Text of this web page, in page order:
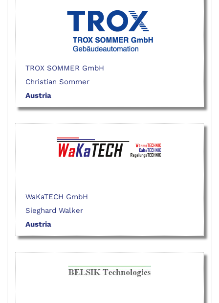
TROX SOMMER GmbH
Christian Sommer
Austria
WaKaTECH GmbH
Sieghard Walker
Austria